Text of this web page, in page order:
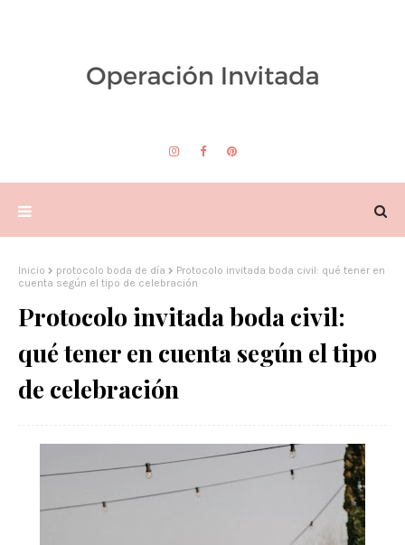
Inicio protocolo boda de día
Protocolo invitada boda civil: qué tener en
cuenta según el tipo de celebración
Protocolo invitada boda civil:
qué tener en cuenta según el tipo
de celebración